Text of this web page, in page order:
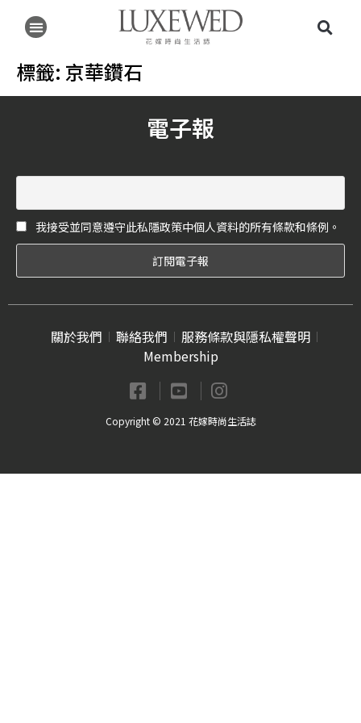
標籤: 京華鑽石
電子報
我接受並同意遵守此私隱政策中個人資料的所有條款和條例。
關於我們 聯絡我們
服務條款與隱私權聲明
Membership
Copyright © 2021 花嫁時尚生活誌